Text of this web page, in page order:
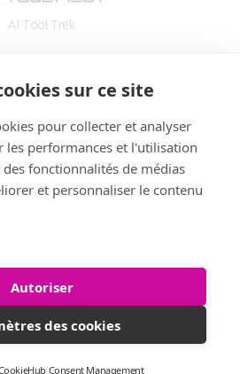
sur ce site
pour collecter et analyser
les performances et l'utilisation
fonctionnalités de médias
et personnaliser le contenu
Autoriser
des cookies
Consent Management
AI Tool Trek
Application
Informations
Fonctionnalités
FAQ
Copyright © 2026 StellaFlow.